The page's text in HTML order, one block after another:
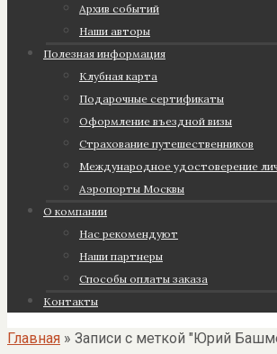
Архив событий
Наши авторы
Полезная информация
Клубная карта
Подарочные сертификаты
Оформление въездной визы
Страхование путешественников
Международное удостоверение
Аэропорты Москвы
О компании
Нас рекомендуют
Наши партнеры
Cпособы оплаты заказа
Контакты
Главная » Записи с меткой "Юрий